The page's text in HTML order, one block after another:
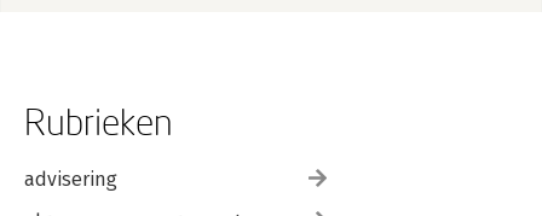
Rubrieken
advisering